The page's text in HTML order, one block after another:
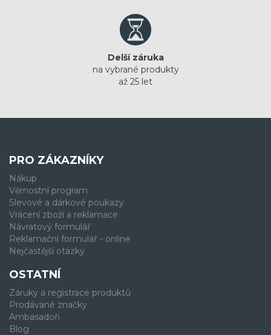
Delší záruka
na vybrané produkty
až 25 let
PRO ZÁKAZNÍKY
Nákup
Věrnostní program
Slevové a dárkové poukazy
Vrácení zboží a reklamace
Návratový formulář
Reklamační formulář - online
Nejčastější otázky
OSTATNÍ
Záruky a registrace produktů
Prodávané značky
Ambasadoři
Blog